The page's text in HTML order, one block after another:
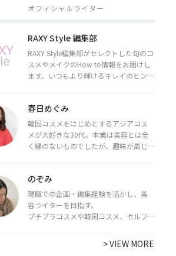
オフィシャルライター
RAXY Style 編集部
RAXY Style編集部がセレクトした旬のコ
スメやメイクのHow to情報をお届けし
ます。いつもより輝けるキレイのヒント
春日めぐみ
韓国コスメをはじめとするアジアコス
メが大好きな30代。本業は美容とは全
く縁のないものでしたが、趣味が高じ
ライターとして活動中。
都内で16タイプパーソナルカラー診
断・顔タイプ診断・骨格診断によるイ
メージコンサルティングも行っていま
のぞみ
現職での企画・編集経験を活かし、美
容ライターを目指す。
プチプラコスメや韓国コスメ、セルフ
で最新情報をチェック。家事や育児の合
間に取り入れられる時短美容テクも実
>VIEW MORE